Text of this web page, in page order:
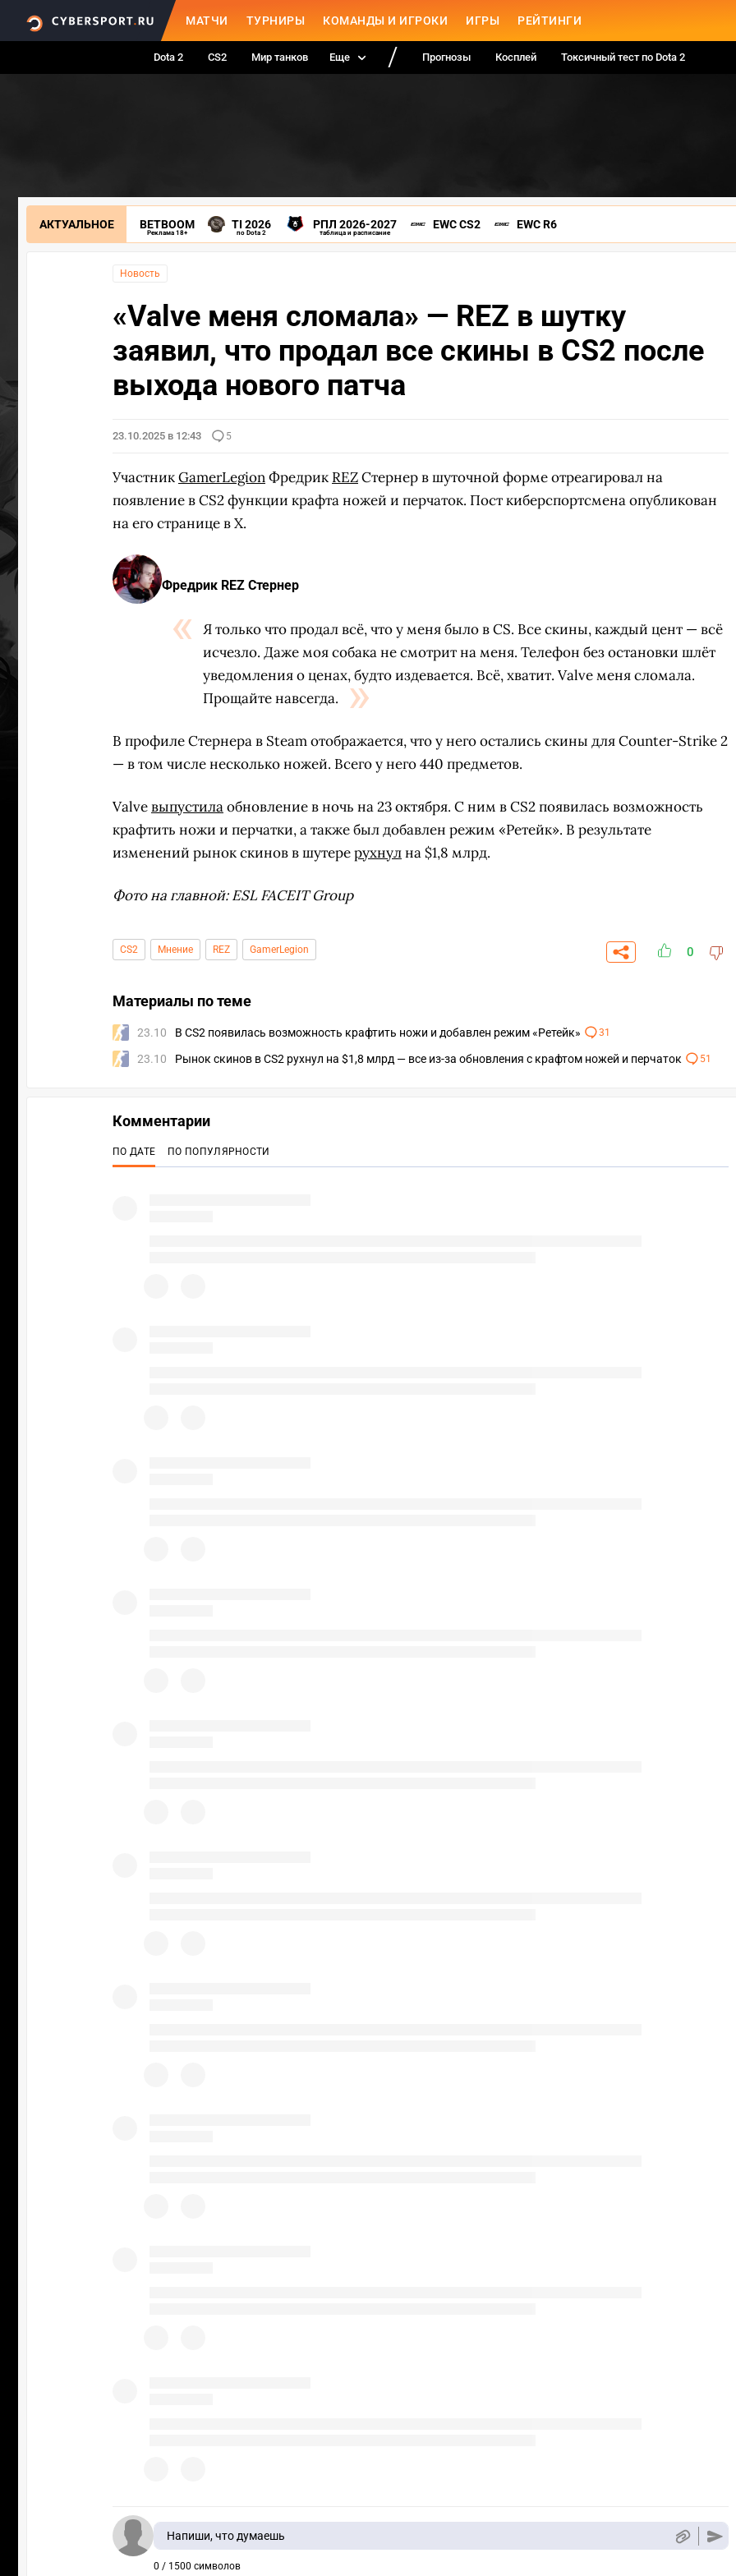
МАТЧИ ТУРНИРЫ КОМАНДЫ И ИГРОКИ ИГРЫ РЕЙТИНГИ
Dota 2 CS2 Мир танков Еще Прогнозы Косплей Токсичный тест по Dota 2
АКТУАЛЬНОЕ BETBOOM
Реклама 18+
TI 2026
по Dota 2
РПЛ 2026-2027
таблица и расписание
EWC CS2 EWC R6
Новость
«Valve меня сломала» — REZ в шутку
заявил, что продал все скины в CS2 после
выхода нового патча
23.10.2025 в 12:43 5
УчастникGamerLegionФредрик REZСтернер в шуточной форме отреагировал на
появление в CS2 функции крафта ножей и перчаток. Пост киберспортсмена опубликован
на его странице в X.
Фредрик REZ Стернер
Я только что продал всё, что у меня было в CS. Все скины, каждый цент — всё
исчезло. Даже моя собака не смотрит на меня. Телефон без остановки шлёт
уведомления о ценах, будто издевается. Всё, хватит. Valve меня сломала.
Прощайте навсегда.
В профиле Стернера в Steam отображается, что у него остались скины для Counter-Strike 2
— в том числе несколько ножей. Всего у него 440 предметов.
Valveвыпустилаобновление в ночь на 23 октября. С ним в CS2 появилась возможность
крафтить ножи и перчатки, а также был добавлен режим «Ретейк». В результате
изменений рынок скинов в шутерерухнулна $1,8 млрд.
Фото на главной: ESL FACEIT Group
CS2 Мнение REZ GamerLegion 0
Материалы по теме
23.10 В CS2 появилась возможность крафтить ножи и добавлен режим «Ретейк» 31
23.10 Рынок скинов в CS2 рухнул на $1,8 млрд — все из-за обновления с крафтом ножей и перчаток 51
УЧАСТВОВАТЬ ЗАБРАТЬ
СКАЧАТЬ НА
ANDROID
Комментарии
ПО ДАТЕ ПО ПОПУЛЯРНОСТИ
Напиши, что думаешь
0 / 1500 символов